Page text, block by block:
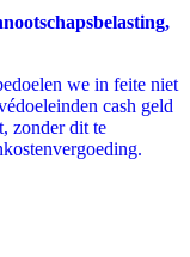
we in feite niet
cash geld
zonder dit te